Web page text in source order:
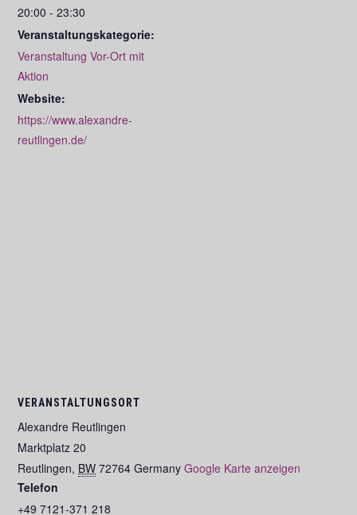
20:00 - 23:30
Veranstaltungskategorie:
Veranstaltung Vor-Ort mit
Aktion
Website:
https://www.alexandre-
reutlingen.de/
VERANSTALTUNGSORT
Alexandre Reutlingen
Marktplatz 20
Reutlingen, BW 72764 Germany Google Karte anzeigen
Telefon
+49 7121-371 218